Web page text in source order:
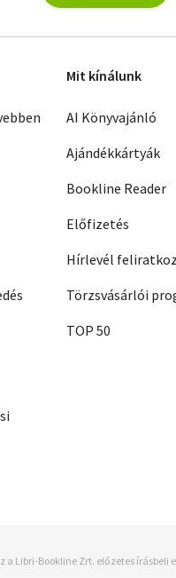
Mit kínálunk
AI Könyvajánló
Ajándékkártyák
Bookline Reader
Előfizetés
Hírlevél
Törzsvásárlói
TOP 50
Libri-Bookline Zrt. előzetes írásbeli